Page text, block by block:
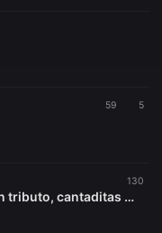
59 5
130
Dj Christian García (Sesión tributo, cantaditas década de los 90´s)